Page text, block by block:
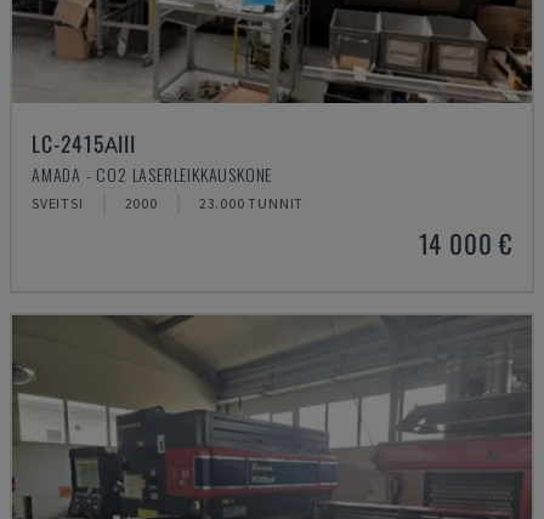
LC-2415ΑIII
AMADA - CO2 LASERLEIKKAUSKONE
SVEITSI 2000 23.000 TUNNIT
14 000 €